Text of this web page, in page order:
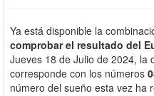
Ya está disponible la
comprobar el resultado del
Jueves 18 de Julio de 2024, la
corresponde con los números
número del sueño esta vez ha